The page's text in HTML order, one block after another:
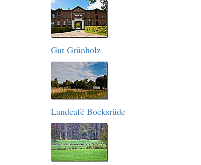
Gut Grünholz
Landcafé Bocksrüde